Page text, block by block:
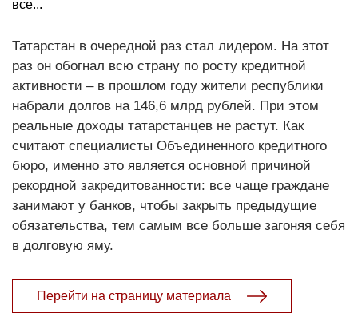
все...
Татарстан в очередной раз стал лидером. На этот
раз он обогнал всю страну по росту кредитной
активности – в прошлом году жители республики
набрали долгов на 146,6 млрд рублей. При этом
реальные доходы татарстанцев не растут. Как
считают специалисты Объединенного кредитного
бюро, именно это является основной причиной
рекордной закредитованности: все чаще граждане
занимают у банков, чтобы закрыть предыдущие
обязательства, тем самым все больше загоняя себя
в долговую яму.
Перейти на страницу материала